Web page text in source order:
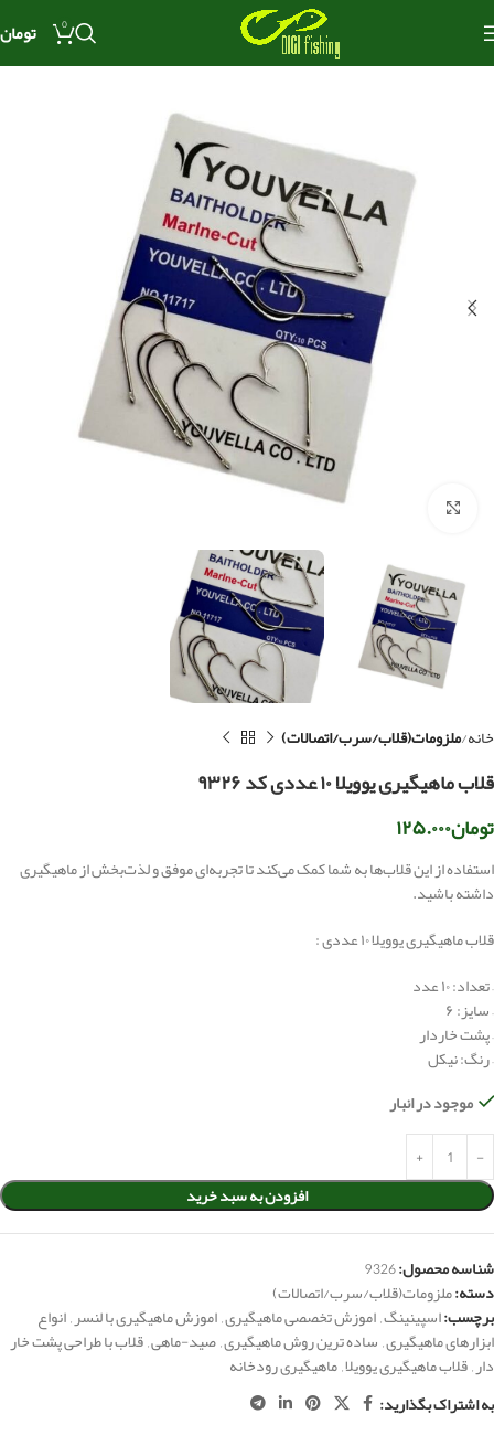
0 تومان
بزرگنمایی تصویر
خانه ملزومات(قلاب/سرب/اتصالات)
قلاب ماهیگیری یوویلا ۱۰ عددی کد ۹۳۲۶
تومان۱۲۵.۰۰۰
استفاده از این قلاب‌ها به شما کمک می‌کند تا تجربه‌ای موفق و لذت‌بخش از ماهیگیری
داشته باشید.
قلاب ماهیگیری یوویلا ۱۰ عددی :
– تعداد: ۱۰ عدد
– سایز: ۶
– پشت خاردار
– رنگ: نیکل
موجود در انبار
افزودن به سبد خرید
شناسه محصول:9326
دسته:ملزومات(قلاب/سرب/اتصالات)
برچسب:اسپینینگ,اموزش تخصصی ماهیگیری,اموزش ماهیگیری با لنسر,انواع
ابزارهای ماهیگیری,ساده ترین روش ماهیگیری,صید-ماهی,قلاب با طراحی پشت خار
دار,قلاب ماهیگیری یوویلا,ماهیگیری رودخانه
به اشتراک بگذارید: